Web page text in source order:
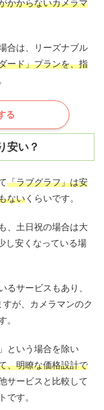
かからないカメラマ
合は、リーズナブル
ード」プランを、指
る
安い？
「ラブグラフ」は安
ない くらいです。
、土日祝の場合は大
し安くなっている場
るサービスもあり、
が、カメラマンのク
。
という場合を除い
、明瞭な価格設計で
サービスと比較して
です。